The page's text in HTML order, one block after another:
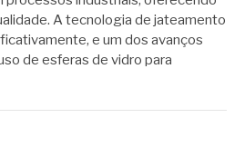
A tecnologia de jateamento
e um dos avanços
de esferas de vidro para